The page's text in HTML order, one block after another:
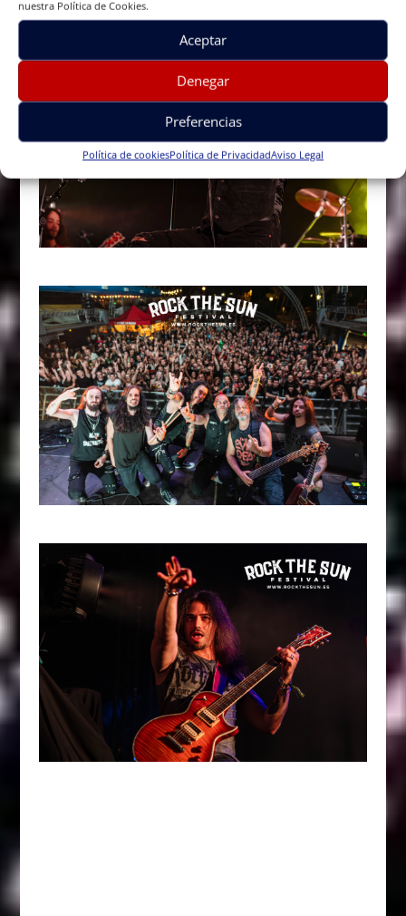
nuestra Política de Cookies.
Aceptar
Denegar
Preferencias
Política de cookiesPolítica de PrivacidadAviso Legal